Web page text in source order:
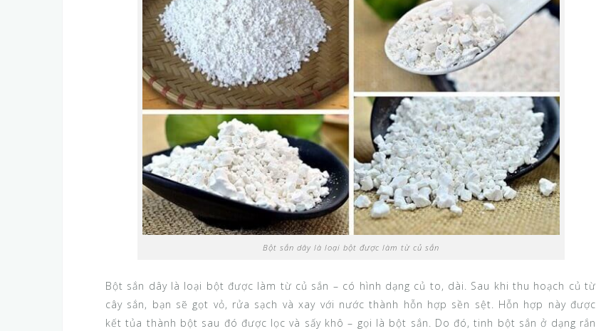
Bột sắn dây là loại bột được làm từ củ sắn
Bột sắn dây là loại bột được làm từ củ sắn – có hình dạng củ to, dài. Sau khi thu hoạch củ từ
cây sắn, bạn sẽ gọt vỏ, rửa sạch và xay với nước thành hỗn hợp sền sệt. Hỗn hợp này được
kết tủa thành bột sau đó được lọc và sấy khô – gọi là bột sắn. Do đó, tinh bột sắn ở dạng rắn